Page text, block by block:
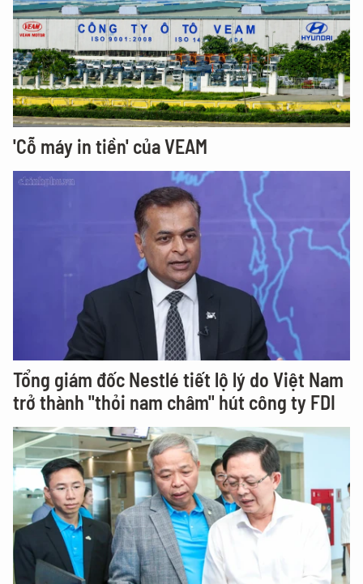
'Cỗ máy in tiền' của VEAM
Tổng giám đốc Nestlé tiết lộ lý do Việt Nam
trở thành "thỏi nam châm" hút công ty FDI